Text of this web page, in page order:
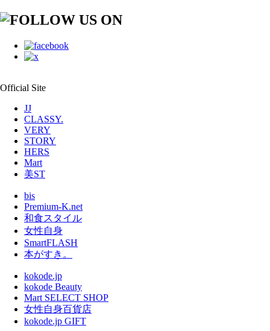
Official Site
JJ
CLASSY.
VERY
STORY
HERS
Mart
美ST
bis
Premium-K.net
和食スタイル
女性自身
SmartFLASH
本がすき。
kokode.jp
kokode Beauty
Mart SELECT SHOP
女性自身百貨店
kokode.jp GIFT